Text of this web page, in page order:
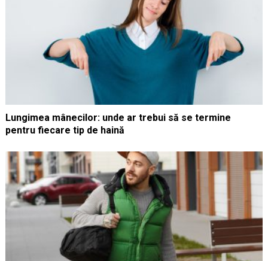
Lungimea mânecilor: unde ar trebui să se termine
pentru fiecare tip de haină